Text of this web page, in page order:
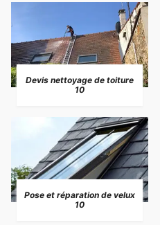
Devis nettoyage de toiture
10
Pose et réparation de velux
10